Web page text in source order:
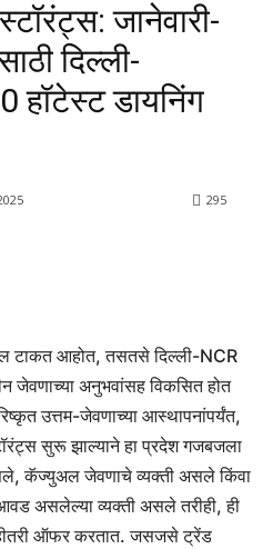
जानेवारी-
दिल्ली-
हॉटेस्ट डायनिंग
295
आहोत, तसतसे दिल्ली-NCR
जेवणाच्या अनुभवांसह विकसित होत
उत्तम-जेवणाच्या आस्थापनांपर्यंत,
सुरू झाल्याने हा प्रदेश गजबजला
कॅज्युअल जेवणाचे व्यक्ती असले किंवा
असलेल्या व्यक्ती असले तरीही, ही
ऑफर करतात. जसजसे ट्रेंड